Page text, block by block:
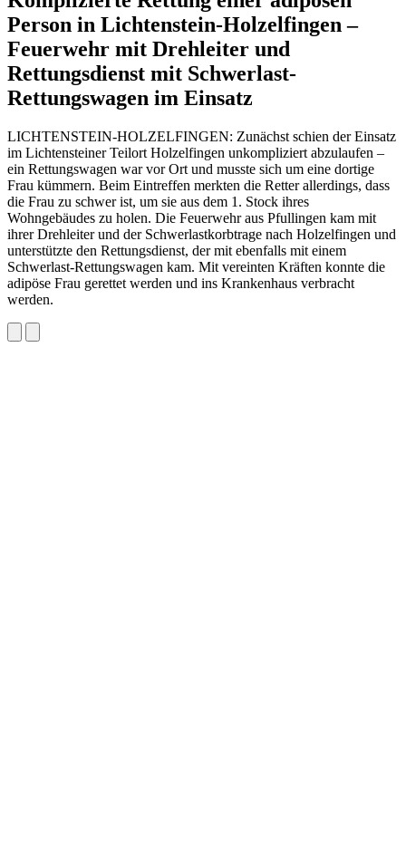
Person in Lichtenstein-Holzelfingen –
Feuerwehr mit Drehleiter und
Rettungsdienst mit Schwerlast-
Rettungswagen im Einsatz
LICHTENSTEIN-HOLZELFINGEN: Zunächst schien der Einsatz
im Lichtensteiner Teilort Holzelfingen unkompliziert abzulaufen –
ein Rettungswagen war vor Ort und musste sich um eine dortige
Frau kümmern. Beim Eintreffen merkten die Retter allerdings, dass
die Frau zu schwer ist, um sie aus dem 1. Stock ihres
Wohngebäudes zu holen. Die Feuerwehr aus Pfullingen kam mit
ihrer Drehleiter und der Schwerlastkorbtrage nach Holzelfingen und
unterstützte den Rettungsdienst, der mit ebenfalls mit einem
Schwerlast-Rettungswagen kam. Mit vereinten Kräften konnte die
adipöse Frau gerettet werden und ins Krankenhaus verbracht
werden.